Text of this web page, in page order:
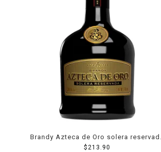
Brandy Azteca de Oro solera reservada
700 ml
$ 213.90